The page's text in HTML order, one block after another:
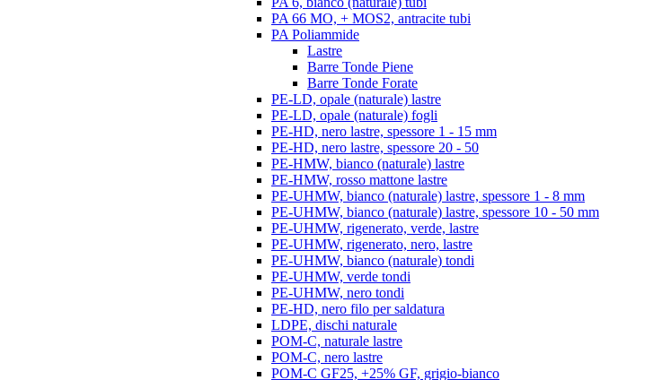
PA 66 MO, + MOS2, antracite tubi
PA Poliammide
Lastre
Barre Tonde Piene
Barre Tonde Forate
PE-LD, opale (naturale) lastre
PE-LD, opale (naturale) fogli
PE-HD, nero lastre, spessore 1 - 15 mm
PE-HD, nero lastre, spessore 20 - 50
PE-HMW, bianco (naturale) lastre
PE-HMW, rosso mattone lastre
PE-UHMW, bianco (naturale) lastre, spessore 1 - 8 mm
PE-UHMW, bianco (naturale) lastre, spessore 10 - 50 mm
PE-UHMW, rigenerato, verde, lastre
PE-UHMW, rigenerato, nero, lastre
PE-UHMW, bianco (naturale) tondi
PE-UHMW, verde tondi
PE-UHMW, nero tondi
PE-HD, nero filo per saldatura
LDPE, dischi naturale
POM-C, naturale lastre
POM-C, nero lastre
POM-C GF25, +25% GF, grigio-bianco